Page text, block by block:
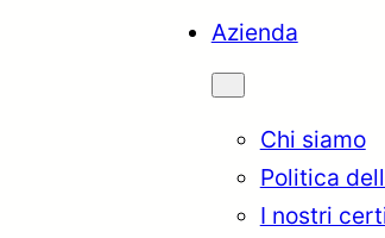
Azienda
Chi siamo
Politica
I nostri